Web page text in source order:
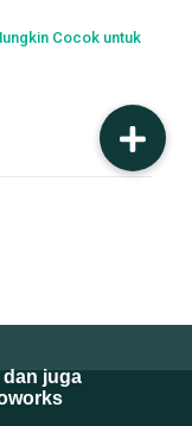
Cocok untuk
juga